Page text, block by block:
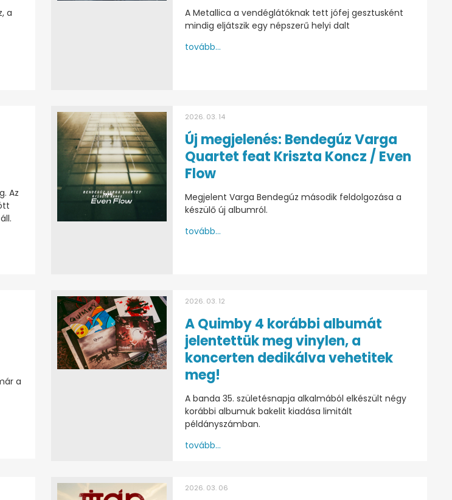
a
A Metallica a vendéglátóknak tett jófej gesztusként
mindig eljátszik egy népszerű helyi dalt
tovább...
Az
2026. 03. 14
Új megjelenés: Bendegúz Varga
Quartet feat Kriszta Koncz / Even
Flow
Megjelent Varga Bendegúz második feldolgozása a
készülő új albumról.
tovább...
a
2026. 03. 12
A Quimby 4 korábbi albumát
jelentettük meg vinylen, a
koncerten dedikálva vehetitek
meg!
A banda 35. születésnapja alkalmából elkészült négy
korábbi albumuk bakelit kiadása limitált
példányszámban.
tovább...
2026. 03. 06